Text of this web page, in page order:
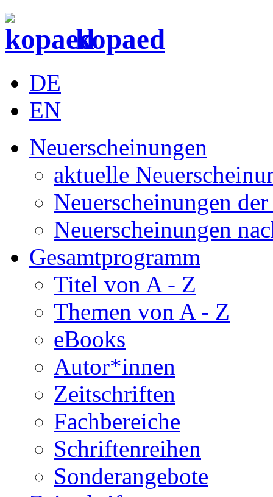
kopaed
DE
EN
Neuerscheinungen
aktuelle
Neuerscheinungen
Neuerscheinungen
Gesamtprogramm
Titel von A - Z
Themen von A - Z
eBooks
Autor*innen
Zeitschriften
Fachbereiche
Schriftenreihen
Sonderangebote